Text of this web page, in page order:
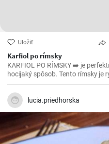
Uložiť
Karfiol po rímsky
KARFIOL PO RÍMSKY ➡️ je
hocijaký spôsob. Tento rímsky je
povedzme že aj vegánsky ak
je aj lahodný. 😁
lucia.priedhorska